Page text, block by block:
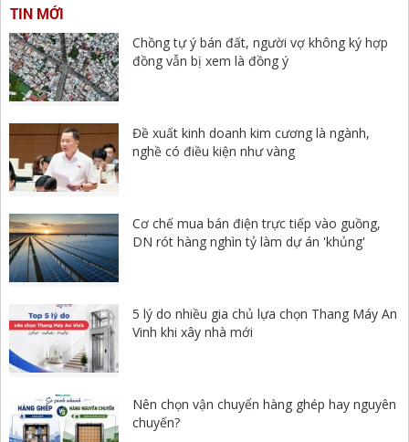
TIN MỚI
Chồng tự ý bán đất, người vợ không ký hợp
đồng vẫn bị xem là đồng ý
Đề xuất kinh doanh kim cương là ngành,
nghề có điều kiện như vàng
Cơ chế mua bán điện trực tiếp vào guồng,
DN rót hàng nghìn tỷ làm dự án 'khủng'
5 lý do nhiều gia chủ lựa chọn Thang Máy An
Vinh khi xây nhà mới
Nên chọn vận chuyển hàng ghép hay nguyên
chuyến?